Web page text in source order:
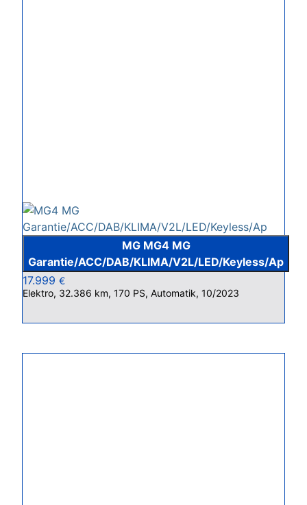
MG MG4 MG
Garantie/ACC/DAB/KLIMA/V2L/LED/Keyless/Ap
17.999 €
Elektro, 32.386 km, 170 PS, Automatik, 10/2023